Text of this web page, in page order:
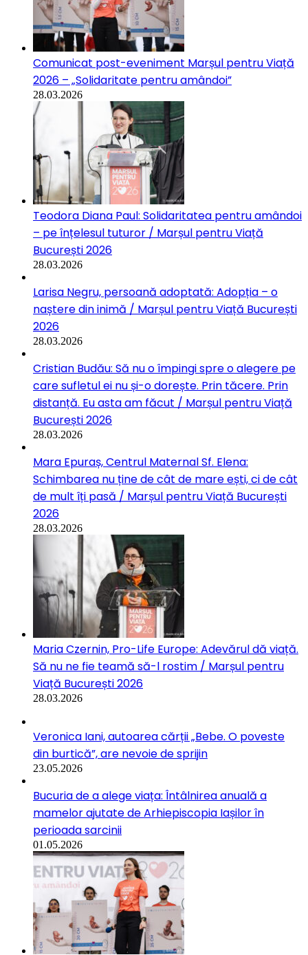
Comunicat post-eveniment Marșul pentru Viață
2026 – „Solidaritate pentru amândoi”
28.03.2026
Teodora Diana Paul: Solidaritatea pentru amândoi
– pe înțelesul tuturor / Marșul pentru Viață
București 2026
28.03.2026
Larisa Negru, persoană adoptată: Adopția – o
naștere din inimă / Marșul pentru Viață București
2026
28.03.2026
Cristian Budău: Să nu o împingi spre o alegere pe
care sufletul ei nu și-o dorește. Prin tăcere. Prin
distanță. Eu asta am făcut / Marșul pentru Viață
București 2026
28.03.2026
Mara Epuraș, Centrul Maternal Sf. Elena:
Schimbarea nu ține de cât de mare ești, ci de cât
de mult îți pasă / Marșul pentru Viață București
2026
28.03.2026
Maria Czernin, Pro-Life Europe: Adevărul dă viață.
Să nu ne fie teamă să-l rostim / Marșul pentru
Viață București 2026
28.03.2026
Veronica Iani, autoarea cărții „Bebe. O poveste
din burtică”, are nevoie de sprijin
23.05.2026
Bucuria de a alege viața: Întâlnirea anuală a
mamelor ajutate de Arhiepiscopia Iașilor în
perioada sarcinii
01.05.2026